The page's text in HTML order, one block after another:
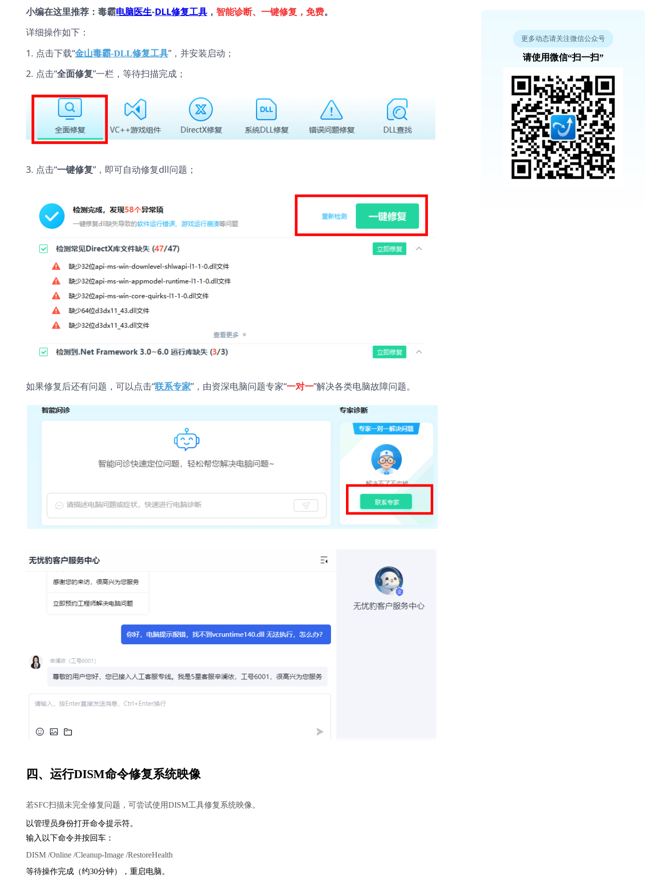
小编在这里推荐：毒霸电脑医生-DLL修复工具 ， 智能诊断、一键修复，免费。
详细操作如下：
1. 点击下载“金山毒霸-DLL修复工具”，并安装启动；
2. 点击“全面修复”一栏，等待扫描完成；
3. 点击“一键修复”，即可自动修复dll问题；
如果修复后还有问题，可以点击“联系专家”，由资深电脑问题专家“一对一”解决各类电脑故障问题。
四、运行DISM命令修复系统映像
若SFC扫描未完全修复问题，可尝试使用DISM工具修复系统映像。
以管理员身份打开命令提示符。
输入以下命令并按回车：
DISM /Online /Cleanup-Image /RestoreHealth
等待操作完成（约30分钟），重启电脑。
更多动态请关注微信公众号
请使用微信“扫一扫”